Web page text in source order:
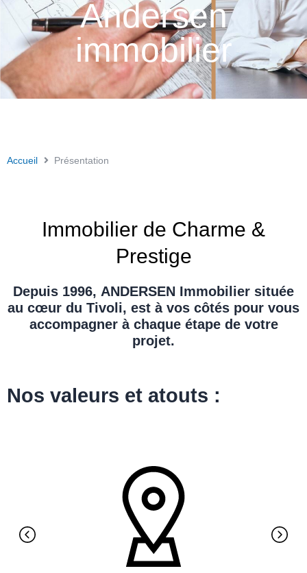
Andersen
immobilier
Accueil Présentation
Immobilier de Charme &
Prestige
Depuis 1996, ANDERSEN Immobilier située
au cœur du Tivoli, est à vos côtés pour vous
accompagner à chaque étape de votre
projet.
Nos valeurs et atouts :